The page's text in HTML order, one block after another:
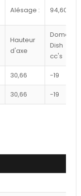
Alésage : 94,60
Hauteur
d'axe
Dome /
Dish
cc's
30,66 -19
30,66 -19